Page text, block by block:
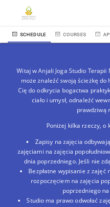
SCHEDULE COURSES
Witaj w Anjali Joga Studio
może znaleźć swoją ścieżkę
Cię do odkrycia bogactwa
ciało i umysł, odnaleźć
prawdziwą
Poniżej kilka rzeczy,
Zapisy na zajęcia
zajęciami na zajęcia
dnia poprzedniego. Jeśli nie
Bezpłatne wypisanie z
rozpoczęciem na zajęcia
poprzedniego
Studio ma prawo odwołać